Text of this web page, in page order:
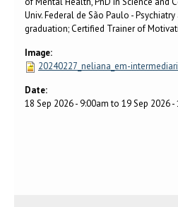
Univ. Federal de São Paulo -
graduation; Certified Trainer of
Image:
20240227_neliana_em-
Date:
18 Sep 2026 - 9:00amto 19 Sep 2026 -